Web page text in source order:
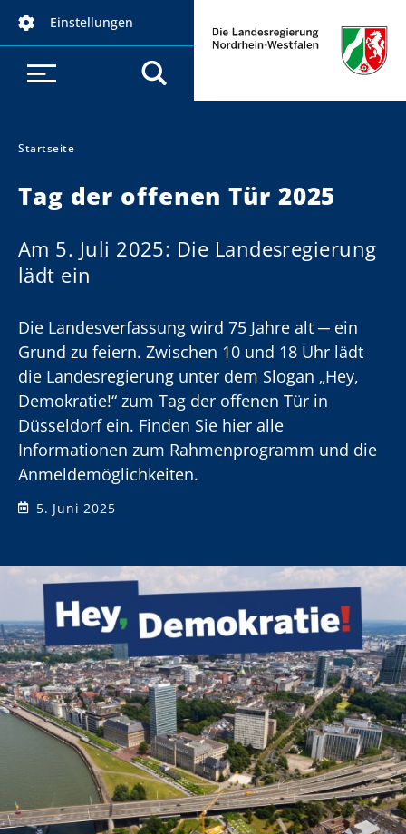
Einstellungen
Sie sind hier:
Startseite
Tag der offenen Tür 2025
Am 5. Juli 2025: Die Landesregierung
lädt ein
Die Landesverfassung wird 75 Jahre alt ─ ein
Grund zu feiern. Zwischen 10 und 18 Uhr lädt
die Landesregierung unter dem Slogan „Hey,
Demokratie!“ zum Tag der offenen Tür in
Düsseldorf ein. Finden Sie hier alle
Informationen zum Rahmenprogramm und die
Anmeldemöglichkeiten.
5. Juni 2025